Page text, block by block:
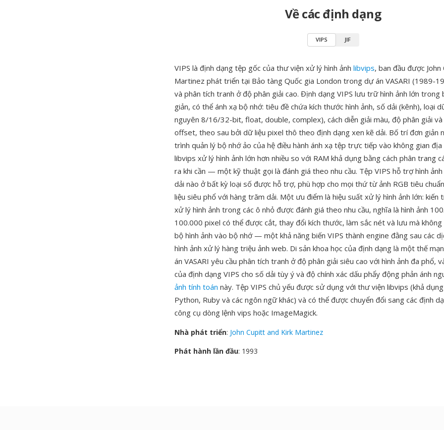
Về các định dạng
VIPS JIF
VIPS là định dạng tệp gốc của thư viện xử lý hình ảnh libvips, ban đầu được
Martinez phát triển tại Bảo tàng Quốc gia London trong dự án VASARI (1989-
và phân tích tranh ở độ phân giải cao. Định dạng VIPS lưu trữ hình ảnh lớn trong
giản, có thể ánh xạ bộ nhớ: tiêu đề chứa kích thước hình ảnh, số dải (kênh), loại
nguyên 8/16/32-bit, float, double, complex), cách diễn giải màu, độ phân giải
offset, theo sau bởi dữ liệu pixel thô theo định dạng xen kẽ dải. Bố trí đơn giản
trình quản lý bộ nhớ ảo của hệ điều hành ánh xạ tệp trực tiếp vào không gian địa
libvips xử lý hình ảnh lớn hơn nhiều so với RAM khả dụng bằng cách phân trang
ra khi cần — một kỹ thuật gọi là đánh giá theo nhu cầu. Tệp VIPS hỗ trợ hình
dải nào ở bất kỳ loại số được hỗ trợ, phù hợp cho mọi thứ từ ảnh RGB tiêu
liệu siêu phổ với hàng trăm dải. Một ưu điểm là hiệu suất xử lý hình ảnh lớn: kiến
xử lý hình ảnh trong các ô nhỏ được đánh giá theo nhu cầu, nghĩa là hình ảnh
100.000 pixel có thể được cắt, thay đổi kích thước, làm sắc nét và lưu mà không
bộ hình ảnh vào bộ nhớ — một khả năng biến VIPS thành engine đằng sau các
hình ảnh xử lý hàng triệu ảnh web. Di sản khoa học của định dạng là một thế
án VASARI yêu cầu phân tích tranh ở độ phân giải siêu cao với hình ảnh đa phổ,
của định dạng VIPS cho số dải tùy ý và độ chính xác dấu phẩy động phản ánh
ảnh tính toán này. Tệp VIPS chủ yếu được sử dụng với thư viện libvips (khả dụng
Python, Ruby và các ngôn ngữ khác) và có thể được chuyển đổi sang các định
công cụ dòng lệnh vips hoặc ImageMagick.
Nhà phát triển: John Cupitt and Kirk Martinez
Phát hành lần đầu: 1993